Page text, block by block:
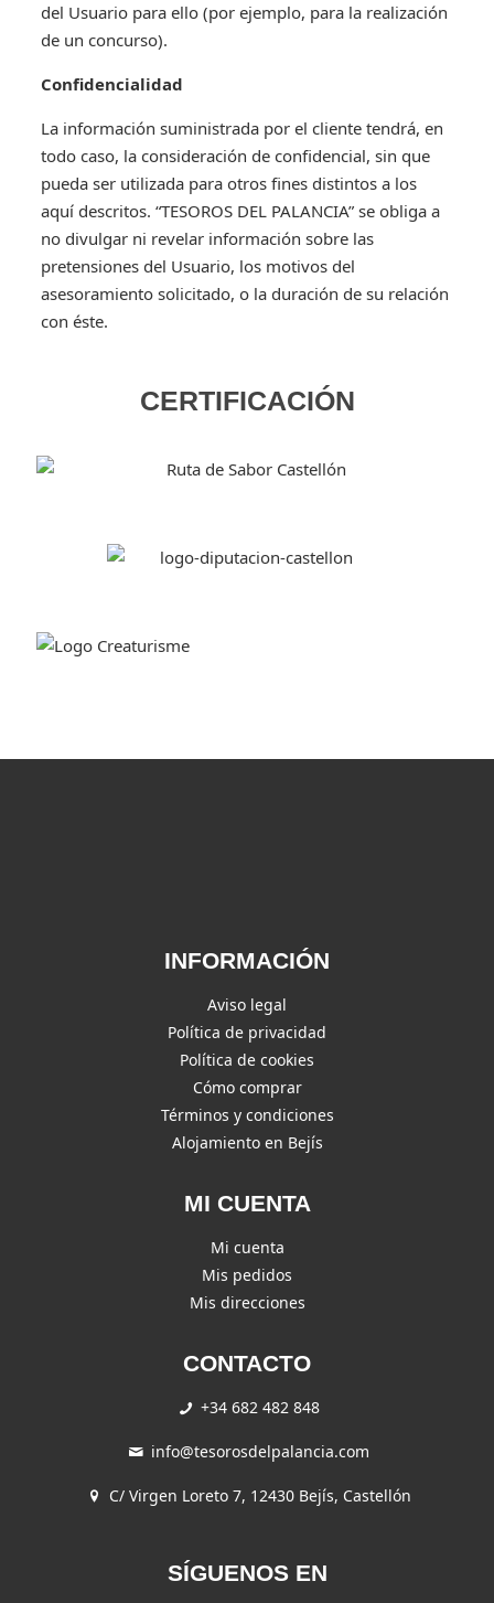
del Usuario para ello (por ejemplo, para la realización
de un concurso).
Confidencialidad
La información suministrada por el cliente tendrá, en
todo caso, la consideración de confidencial, sin que
pueda ser utilizada para otros fines distintos a los
aquí descritos. “TESOROS DEL PALANCIA” se obliga a
no divulgar ni revelar información sobre las
pretensiones del Usuario, los motivos del
asesoramiento solicitado, o la duración de su relación
con éste.
CERTIFICACIÓN
INFORMACIÓN
Aviso legal
Política de privacidad
Política de cookies
Cómo comprar
Términos y condiciones
Alojamiento en Bejís
MI CUENTA
Mi cuenta
Mis pedidos
Mis direcciones
CONTACTO
+34 682 482 848
info@tesorosdelpalancia.com
C/ Virgen Loreto 7, 12430 Bejís, Castellón
SÍGUENOS EN